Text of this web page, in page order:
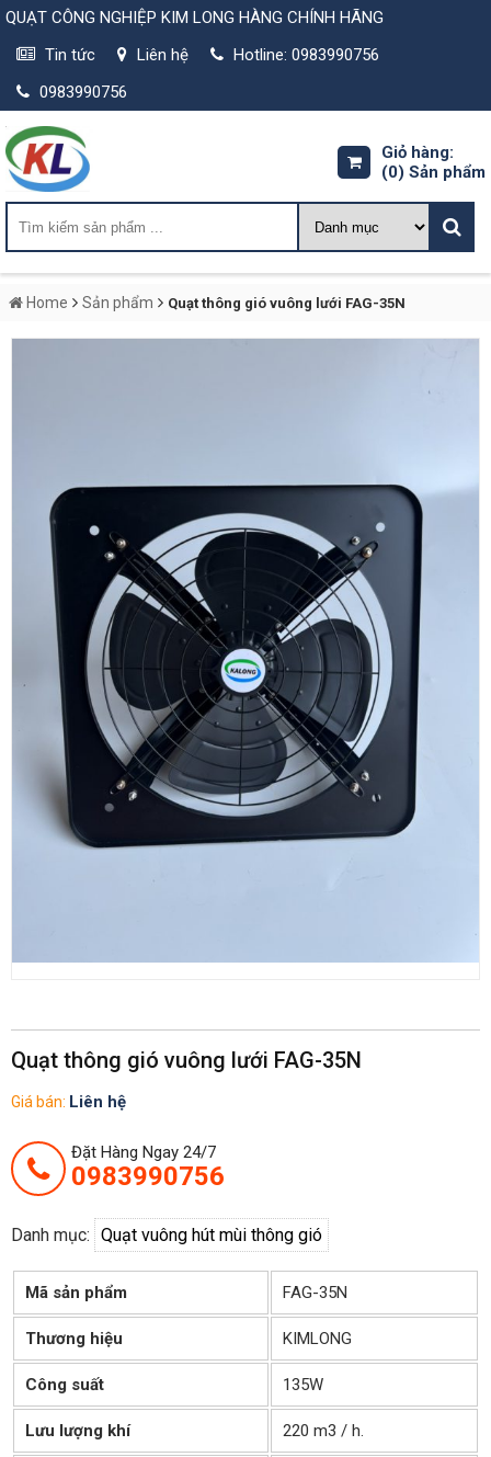
QUẠT CÔNG NGHIỆP KIM LONG HÀNG CHÍNH HÃNG
Tin tức
Liên hệ
Hotline: 0983990756
0983990756
Giỏ hàng:
(0) Sản phẩm
Home Sản phẩm Quạt thông gió vuông lưới FAG-35N
Quạt thông gió vuông lưới FAG-35N
Giá bán: Liên hệ
Đặt Hàng Ngay 24/7
0983990756
Danh mục: Quạt vuông hút mùi thông gió
Mã sản phẩm FAG-35N
Thương hiệu KIMLONG
Công suất 135W
Lưu lượng khí 220 m3 / h.